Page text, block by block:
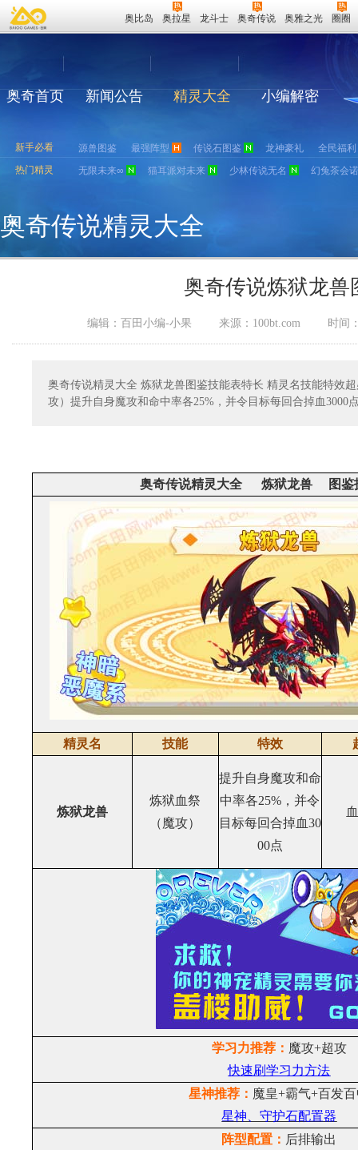
奥比岛 奥拉星 龙斗士 奥奇传说 奥雅之光 圈圈
奥奇首页 新闻公告 精灵大全 小编解密
新手必看 源兽图鉴 最强阵型 传说石图鉴 龙神豪礼
全民福利
热门精灵
无限未来∞ 猫耳派对未来 少林传说无名 幻兔茶会
奥奇传说精灵大全
奥奇传说炼狱龙兽
编辑：百田小编-小果 来源： 100bt.com 时间
奥奇传说精灵大全 炼狱龙兽图鉴技能表特长 精灵名技能特效
攻）提升自身魔攻和命中率各25%，并令目标每回合掉血3000
奥奇传说精灵大全炼狱龙兽 图鉴
精灵名 技能 特效
炼狱龙兽
炼狱血祭
（魔攻）
提升自身魔攻和命
中率各25%，并令
目标每回合掉血30
00点
学习力推荐： 魔攻+超攻
快速刷学习力方法
星神推荐： 魔皇+霸气+百发
星神、守护石配置器
阵型配置： 后排输出